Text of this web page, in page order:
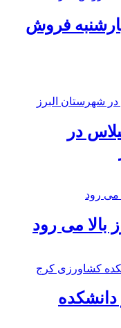
فروش
در
بالا می رود